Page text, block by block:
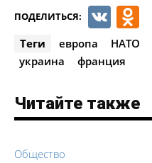
ПОДЕЛИТЬСЯ: VK
Теги европа НАТО
украина
франция
Читайте также
Общество